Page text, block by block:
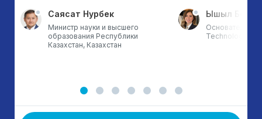
Саясат Нурбек
Министр науки и высшего
образования Республики
Казахстан, Казахстан
Ышыл Бой
Основатель
Technology &